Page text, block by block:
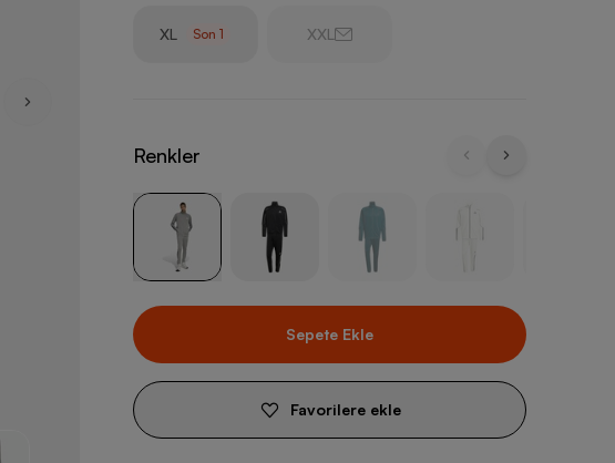
XL Son1 XXL
Renkler
Sepete Ekle
Favorilere ekle